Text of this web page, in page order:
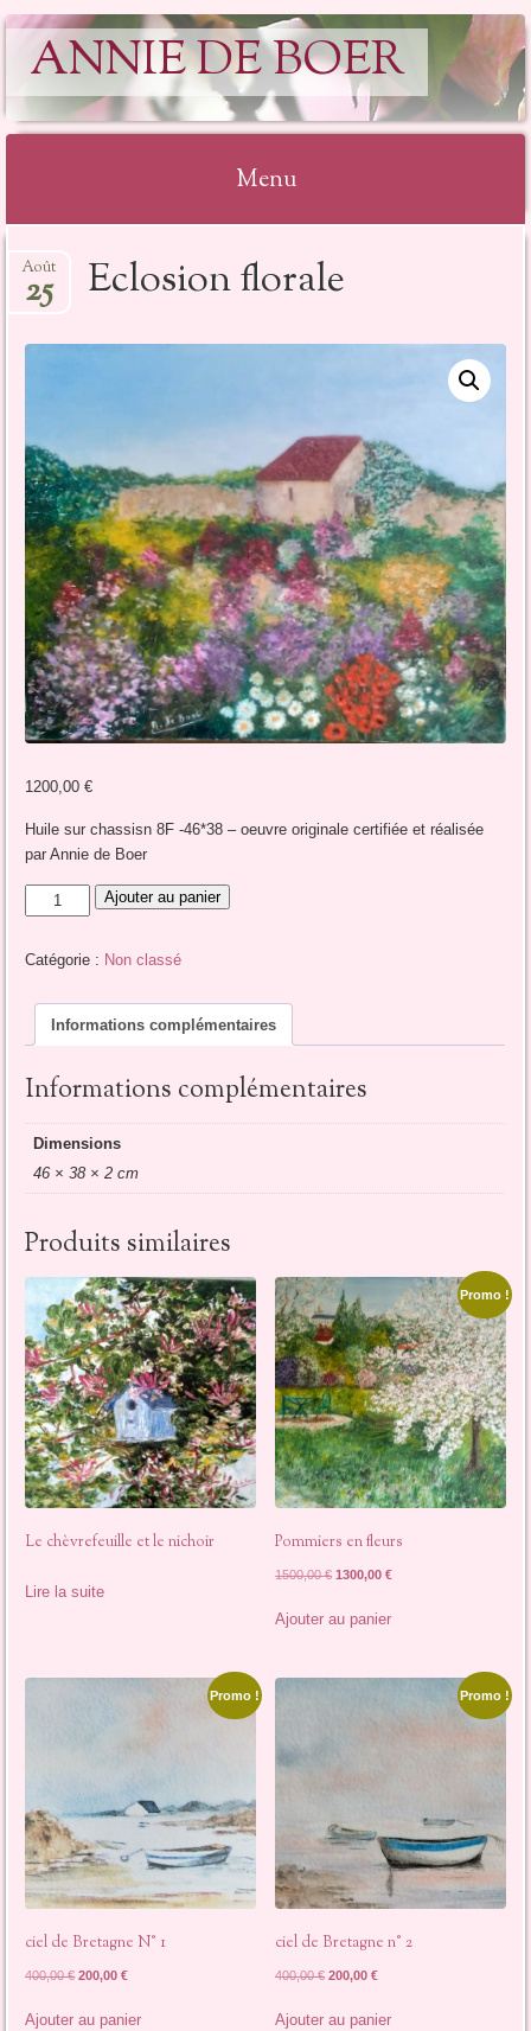
ANNIE DE BOER
Menu
au
contenu
Eclosion florale
Août
25
1200,00€
Huile sur chassisn 8F -46*38 – oeuvre originale certifiée et réalisée
par Annie de Boer
quantité
de
florale
Ajouter au panier
Catégorie : Non classé
Informations complémentaires
Informations complémentaires
Dimensions
46 × 38 × 2 cm
Produits similaires
Le chèvrefeuille et le nichoir
Lire la suite
Promo !
Pommiers en fleurs
1500,00€ Le
initial
1300,00€Le
Ajouter au panier
Promo !
ciel de Bretagne N° 1
400,00€ Le
initial
200,00€Le
actuel
Ajouter au panier
Promo !
ciel de Bretagne n° 2
400,00€ Le
initial
200,00€Le
actuel
Ajouter au panier